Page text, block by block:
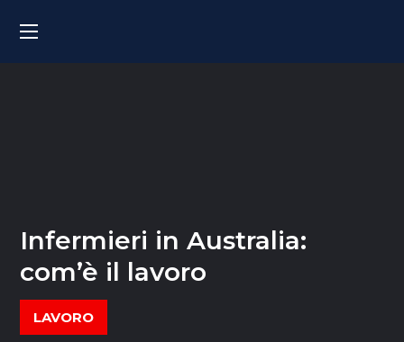
Infermieri in Australia:
com’è il lavoro
LAVORO